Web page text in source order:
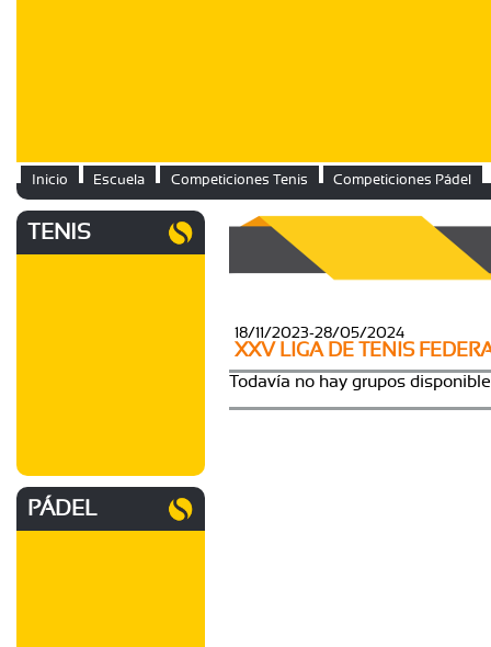
Inicio Escuela Competiciones Tenis Competiciones Pádel
TENIS
PÁDEL
18/11/2023-28/05/2024
XXV LIGA DE TENIS
Todavía no hay grupos